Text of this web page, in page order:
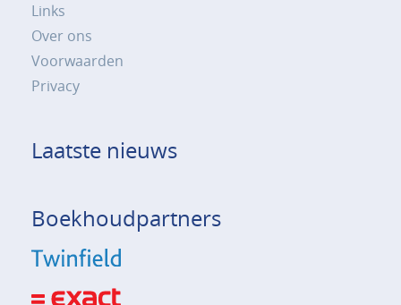
Links
Over ons
Voorwaarden
Privacy
Laatste nieuws
Boekhoudpartners